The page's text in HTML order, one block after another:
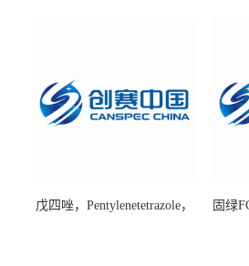
戊四唑，Pentylenetetrazole，
固绿